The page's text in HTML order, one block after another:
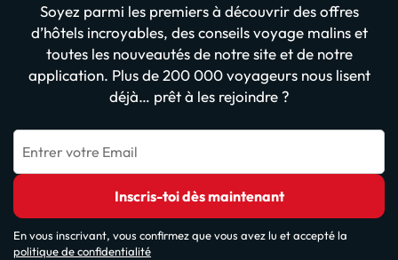
Soyez parmi les premiers à découvrir des offres
d’hôtels incroyables, des conseils voyage malins et
toutes les nouveautés de notre site et de notre
application. Plus de 200 000 voyageurs nous lisent
déjà… prêt à les rejoindre ?
Entrer votre Email
Inscris-toi dès maintenant
En vous inscrivant, vous confirmez que vous avez lu et accepté la
politique de confidentialité